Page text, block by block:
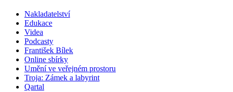
Nakladatelství
Edukace
Videa
Podcasty
František Bílek
Online sbírky
Umění ve veřejném prostoru
Troja: Zámek a labyrint
Qartal